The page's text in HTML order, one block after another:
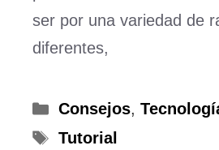
ser por una variedad de
diferentes,
Categorías
Consejos,
Etiquetas
Tutorial